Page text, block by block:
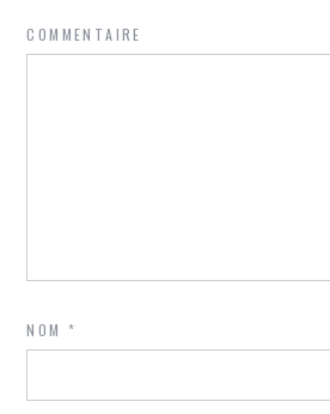
COMMENTAIRE
NOM*